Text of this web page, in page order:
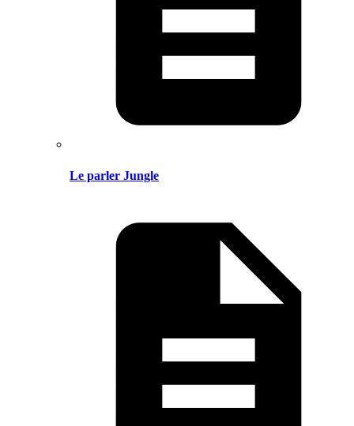
Le parler Jungle